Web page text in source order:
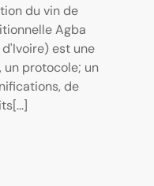
du vin de
Agba
est une
un protocole; un
de